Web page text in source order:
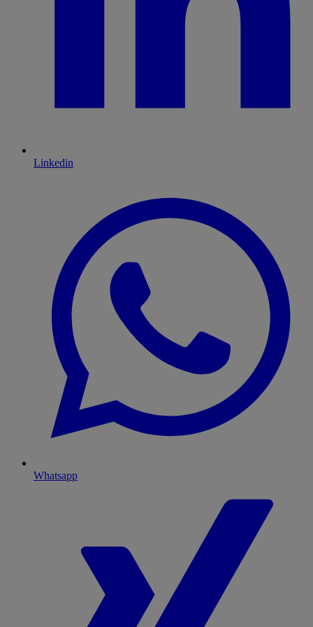
Linkedin
Whatsapp